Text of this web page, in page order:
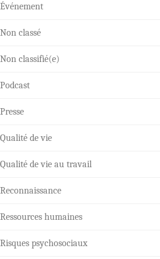
Événement
Non classé
Non classifié(e)
Podcast
Presse
Qualité de vie
Qualité de vie au travail
Reconnaissance
Ressources humaines
Risques psychosociaux